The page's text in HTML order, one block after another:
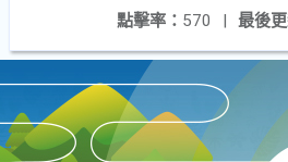
最後
點擊率： 570 |